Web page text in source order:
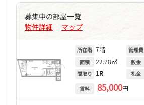
募集中の部屋一覧
物件詳細 | マップ
所在階 7階
面積 22.78㎡
間取り 1R
賃料 85,000円
管理費
敷金
礼金